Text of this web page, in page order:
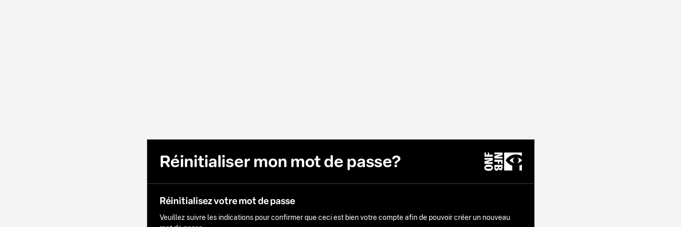
Réinitialiser mon mot de passe?
Réinitialisez votre mot de passe
Veuillez suivre les indications pour confirmer que ceci est bien votre compte afin de pouvoir créer un nouveau